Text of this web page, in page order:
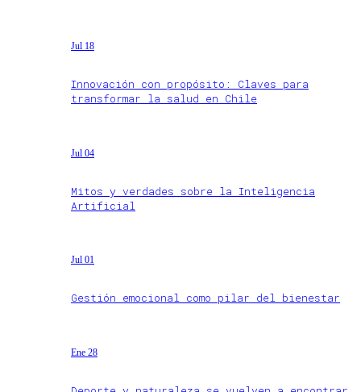
Jul 18
Innovación con propósito: Claves para
transformar la salud en Chile
Jul 04
Mitos y verdades sobre la Inteligencia
Artificial
Jul 01
Gestión emocional como pilar del bienestar
Ene 28